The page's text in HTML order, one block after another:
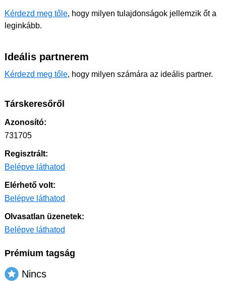
Kérdezd meg tőle, hogy milyen tulajdonságok jellemzik őt a
leginkább.
Ideális partnerem
Kérdezd meg tőle, hogy milyen számára az ideális partner.
Társkeresőről
Azonosító:
731705
Regisztrált:
Belépve láthatod
Elérhető volt:
Belépve láthatod
Olvasatlan üzenetek:
Belépve láthatod
Prémium tagság
Nincs